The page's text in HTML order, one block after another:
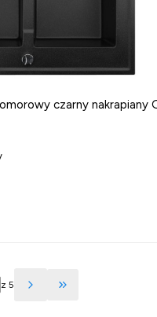
czarny nakrapiany
z produktami
z 5
Przejdź do